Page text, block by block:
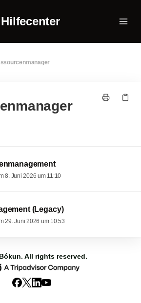
Hilfecenter
8. Juni 2026 um 11:10
(Legacy)
29. Juni 2026 um 10:53
Bókun. All rights reserved.